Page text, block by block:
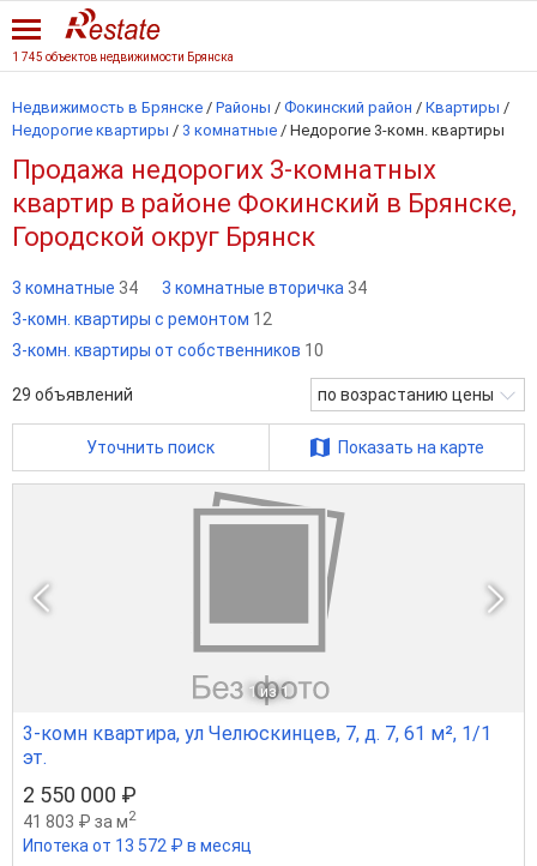
1 745 объектов недвижимости Брянска
Недвижимость в Брянске / Районы / Фокинский район / Квартиры /
Недорогие квартиры / 3 комнатные / Недорогие 3-комн. квартиры
Продажа недорогих 3-комнатных
квартир в районе Фокинский в Брянске,
Городской округ Брянск
3 комнатные 34 3 комнатные вторичка 34
3-комн. квартиры с ремонтом 12
3-комн. квартиры от собственников 10
29 объявлений по возрастанию цены
Уточнить поиск Показать на карте
1 из 1
3-комн квартира, ул Челюскинцев, 7, д. 7, 61 м², 1/1
эт.
2 550 000 ₽
41 803 ₽ за м2
Ипотека от 13 572 ₽ в месяц